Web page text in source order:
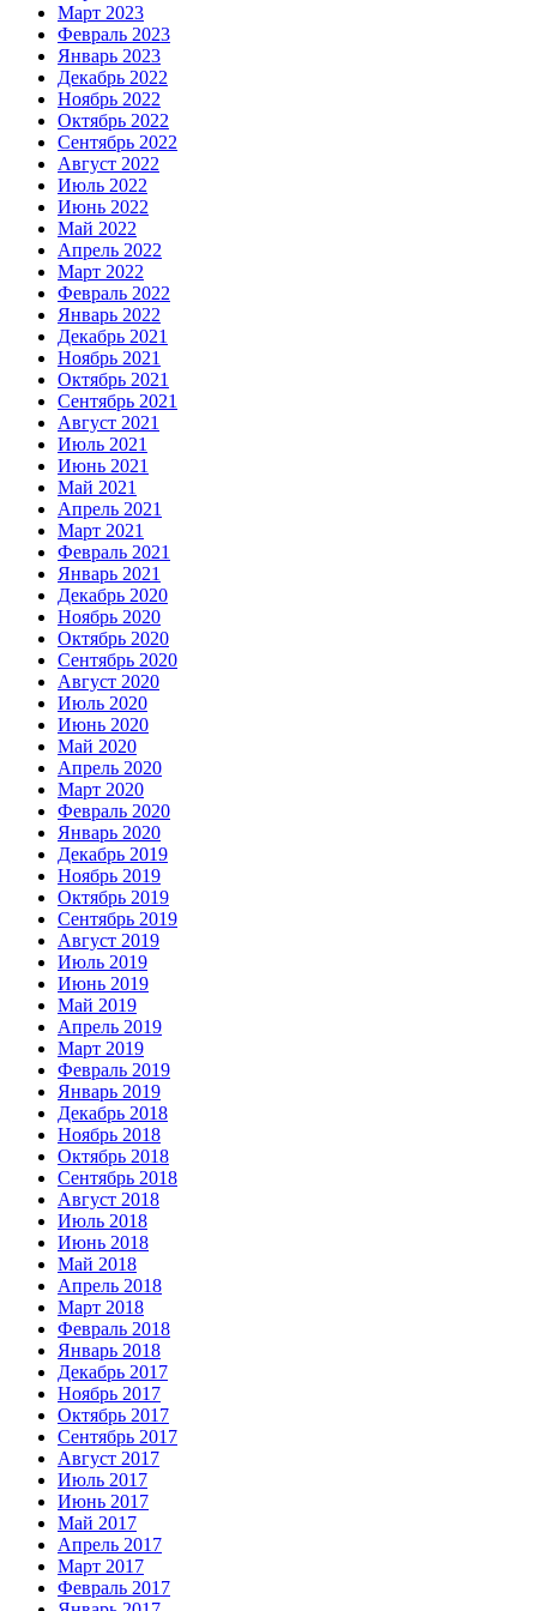
Март 2023
Февраль 2023
Январь 2023
Декабрь 2022
Ноябрь 2022
Октябрь 2022
Сентябрь 2022
Август 2022
Июль 2022
Июнь 2022
Май 2022
Апрель 2022
Март 2022
Февраль 2022
Январь 2022
Декабрь 2021
Ноябрь 2021
Октябрь 2021
Сентябрь 2021
Август 2021
Июль 2021
Июнь 2021
Май 2021
Апрель 2021
Март 2021
Февраль 2021
Январь 2021
Декабрь 2020
Ноябрь 2020
Октябрь 2020
Сентябрь 2020
Август 2020
Июль 2020
Июнь 2020
Май 2020
Апрель 2020
Март 2020
Февраль 2020
Январь 2020
Декабрь 2019
Ноябрь 2019
Октябрь 2019
Сентябрь 2019
Август 2019
Июль 2019
Июнь 2019
Май 2019
Апрель 2019
Март 2019
Февраль 2019
Январь 2019
Декабрь 2018
Ноябрь 2018
Октябрь 2018
Сентябрь 2018
Август 2018
Июль 2018
Июнь 2018
Май 2018
Апрель 2018
Март 2018
Февраль 2018
Январь 2018
Декабрь 2017
Ноябрь 2017
Октябрь 2017
Сентябрь 2017
Август 2017
Июль 2017
Июнь 2017
Май 2017
Апрель 2017
Март 2017
Февраль 2017